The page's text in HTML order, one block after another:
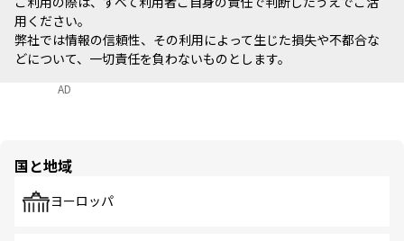
用ください。
弊社では情報の信頼性、その利用によって生じた損失や不都合な
どについて、一切責任を負わないものとします。
AD
国と地域
ヨーロッパ